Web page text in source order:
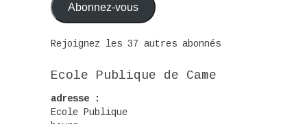
Abonnez-vous
Rejoignez les 37 autres abonnés
Ecole Publique de Came
adresse :
Ecole Publique